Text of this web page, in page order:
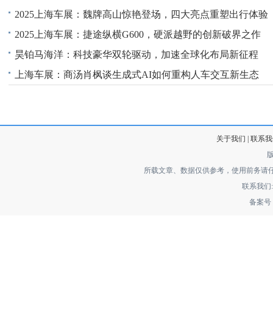
2025上海车展：魏牌高山惊艳登场，四大亮点重塑出行体验
2025上海车展：捷途纵横G600，硬派越野的创新破界之作
昊铂马海洋：科技豪华双轮驱动，加速全球化布局新征程
上海车展：商汤肖枫谈生成式AI如何重构人车交互新生态
关于我们 | 联系
所载文章、数据仅供参考，使用前务请
联系我们:
备案号